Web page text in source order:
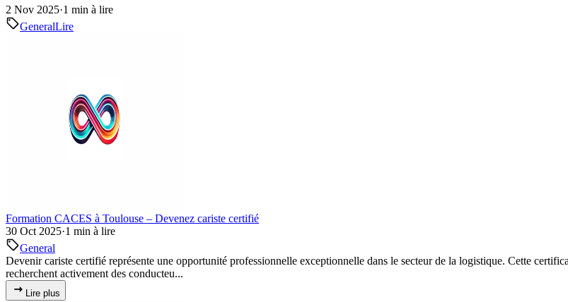
2 Nov 2025·1 min à lire
GeneralLire
Formation CACES à Toulouse – Devenez cariste certifié
30 Oct 2025·1 min à lire
General
Devenir cariste certifié représente une opportunité professionnelle exceptionnelle dans le secteur de la logistique. Cette
recherchent activement des conducteu...
Lire plus